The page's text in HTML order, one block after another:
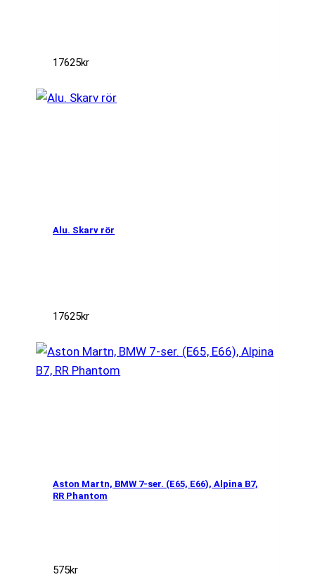
17625kr
Alu. Skarv rör
17625kr
Aston Martn, BMW 7-ser. (E65, E66), Alpina B7,
RR Phantom
575kr